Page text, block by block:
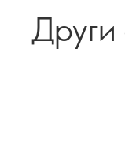
Други